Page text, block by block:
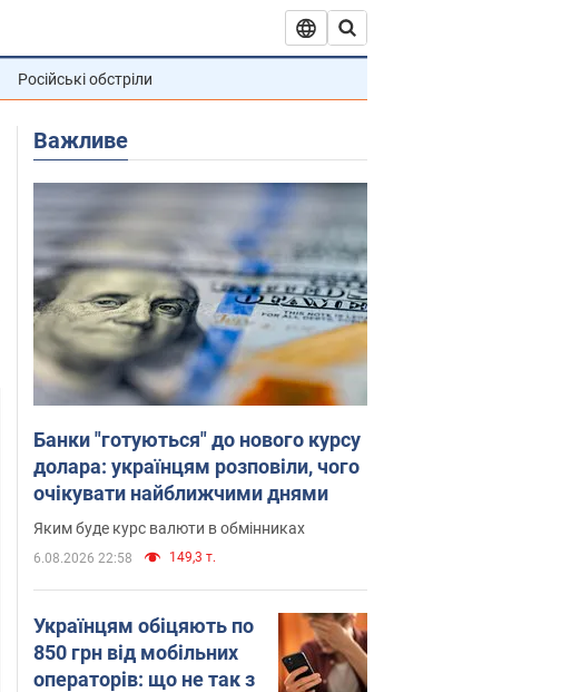
Російські обстріли
Важливе
Банки "готуються" до нового курсу
долара: українцям розповіли, чого
очікувати найближчими днями
Яким буде курс валюти в обмінниках
6.08.2026 22:58 149,3 т.
Українцям обіцяють по
850 грн від мобільних
операторів: що не так з